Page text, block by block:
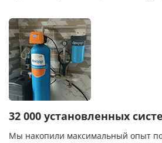
32 000 установленных
Мы накопили максимальный опыт